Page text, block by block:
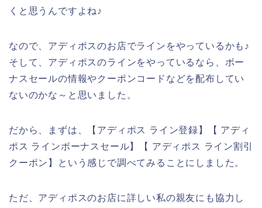
くと思うんですよね♪
なので、アディポスのお店でラインをやっているかも♪
そして、アディポスのラインをやっているなら、ボー
ナスセールの情報やクーポンコードなどを配布してい
ないのかな～と思いました。
だから、まずは、【アディポス ライン登録】【 アディ
ポス ラインボーナスセール】【 アディポス ライン割引
クーポン】という感じで調べてみることにしました。
ただ、アディポスのお店に詳しい私の親友にも協力し